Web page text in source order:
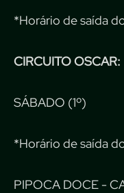
*Horário de saída
CIRCUITO OSCAR:
SÁBADO (1º)
*Horário de saída
PIPOCA DOCE -